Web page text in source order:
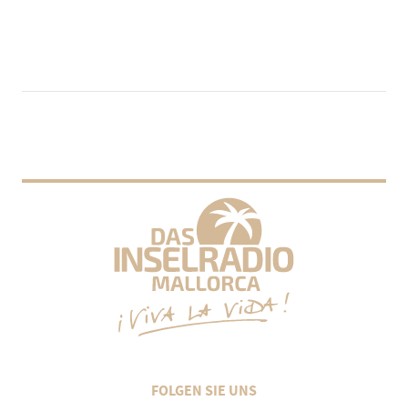
FOLGEN SIE UNS